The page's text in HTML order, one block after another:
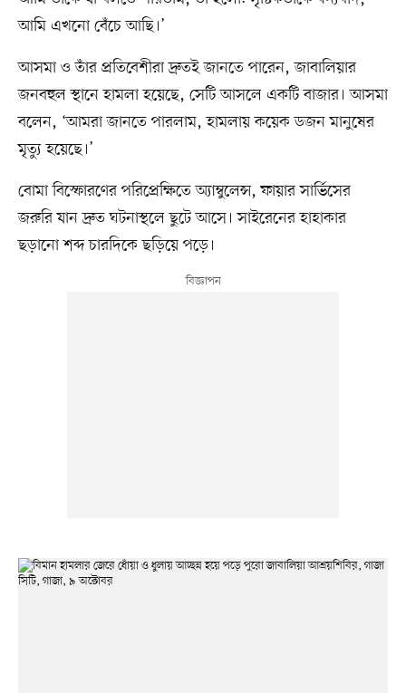
আমি এখনো বেঁচে আছি।’
আসমা ও তাঁর প্রতিবেশীরা দ্রুতই জানতে পারেন, জাবালিয়ার
জনবহুল স্থানে হামলা হয়েছে, সেটি আসলে একটি বাজার। আসমা
বলেন, ‘আমরা জানতে পারলাম, হামলায় কয়েক ডজন মানুষের
মৃত্যু হয়েছে।’
বোমা বিস্ফোরণের পরিপ্রেক্ষিতে অ্যাম্বুলেন্স, ফায়ার সার্ভিসের
জরুরি যান দ্রুত ঘটনাস্থলে ছুটে আসে। সাইরেনের হাহাকার
ছড়ানো শব্দ চারদিকে ছড়িয়ে পড়ে।